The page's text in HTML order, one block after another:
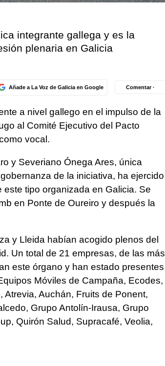
integrante gallega y es la
plenaria en Galicia
Añade a La Voz de Galicia en Google Comentar ·
a nivel gallego en el impulso de la
al Comité Ejecutivo del Pacto
vocal.
y Severiano Ónega Ares, única
de la iniciativa, ha ejercido
tipo organizada en Galicia. Se
en Ponte de Oureiro y después la
y Lleida habían acogido plenos del
Un total de 21 empresas, de las más
este órgano y han estado presentes
Móviles de Campaña, Ecodes,
Auchán, Fruits de Ponent,
Grupo Antolín-Irausa, Grupo
Quirón Salud, Supracafé, Veolia,